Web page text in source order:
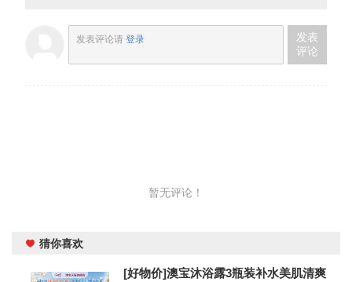
发表评论请 登录
发表
评论
暂无评论！
猜你喜欢
[好物价]澳宝沐浴露3瓶装补水美肌清爽